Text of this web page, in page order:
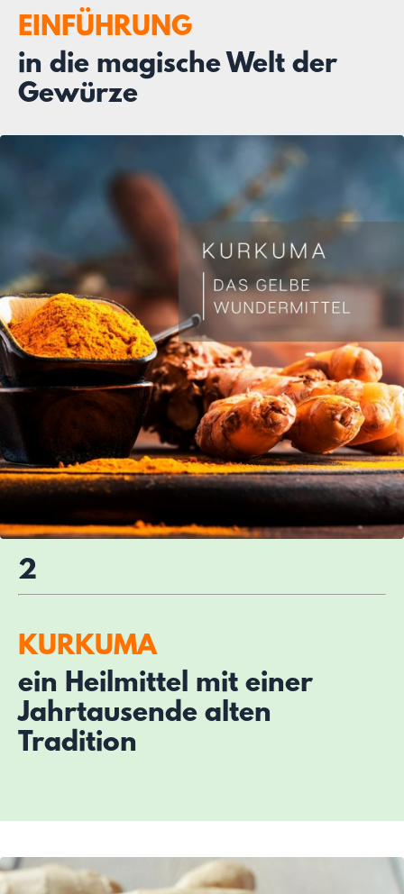
EINFÜHRUNG
in die magische Welt der
Gewürze
2
KURKUMA
ein Heilmittel mit einer
Jahrtausende alten
Tradition